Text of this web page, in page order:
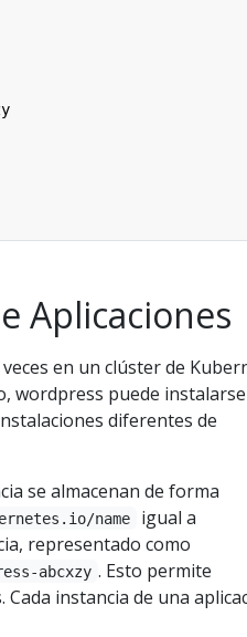
Aplicaciones
en un clúster de
wordpress puede
diferentes de
se almacenan de forma
name igual a
representado como
abcxzy . Esto permite
instancia de una